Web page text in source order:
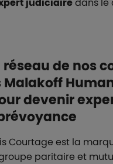
réseau de nos
devenir
Courtage est la
paritaire et